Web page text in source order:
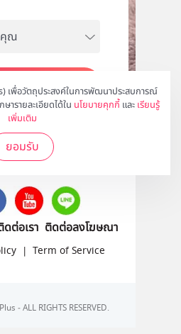
เพื่อวัตถุประสงค์ในการพัฒนาประสบการณ์
ารายละเอียดได้ใน นโยบายคุกกี้ และ เรียนรู้
เพิ่มเติม
ยอมรับ
สมัคร
ตามเราได้ที่
ดต่อเรา ติดต่อลงโฆษณา
| Term of Service
- ALL RIGHTS RESERVED.